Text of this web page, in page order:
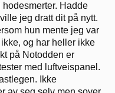
hodesmerter. Hadde
jeg dratt dit på nytt.
hun mente jeg var
og har heller ikke
på Notodden er
med luftveispanel.
Ikke